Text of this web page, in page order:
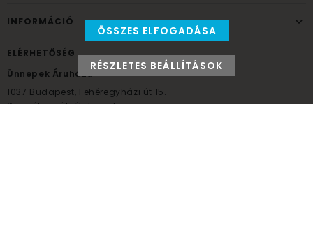
INFORMÁCIÓ
ELÉRHETŐSÉG
Ünnepek Áruháza
1037 Budapest, Fehéregyházi út 15.
Személyes átvételi pont
ÖSSZES ELFOGADÁSA
RÉSZLETES BEÁLLÍTÁSOK